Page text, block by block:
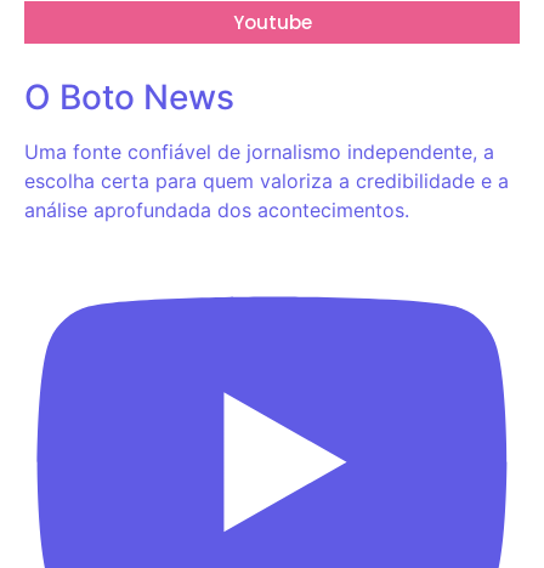
Youtube
O Boto News
Uma fonte confiável de jornalismo independente, a
escolha certa para quem valoriza a credibilidade e a
análise aprofundada dos acontecimentos.